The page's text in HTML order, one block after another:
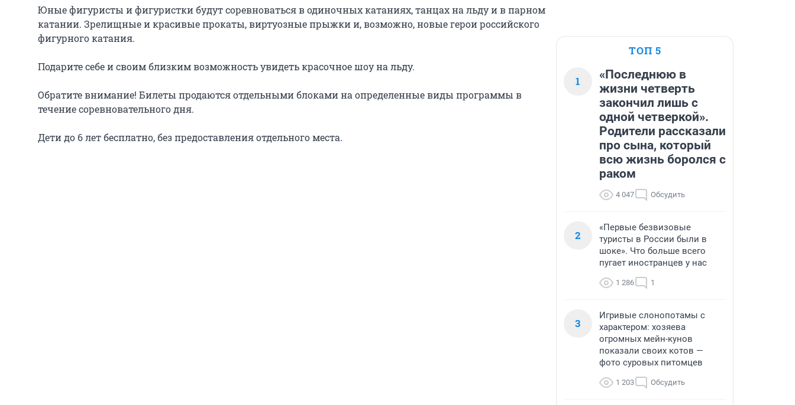
Юные фигуристы и фигуристки будут соревноваться в одиночных катаниях, танцах на льду и в парном
катании. Зрелищные и красивые прокаты, виртуозные прыжки и, возможно, новые герои российского
фигурного катания.
Подарите себе и своим близким возможность увидеть красочное шоу на льду.
Обратите внимание! Билеты продаются отдельными блоками на определенные виды программы в
течение соревновательного дня.
Дети до 6 лет бесплатно, без предоставления отдельного места.
ТОП 5
1
«Последнюю в
жизни четверть
закончил лишь с
одной четверкой».
Родители рассказали
про сына, который
всю жизнь боролся с
раком
4 047 Обсудить
2
«Первые безвизовые
туристы в России были в
шоке». Что больше всего
пугает иностранцев у нас
1 286 1
3
Игривые слонопотамы с
характером: хозяева
огромных мейн-кунов
показали своих котов —
фото суровых питомцев
1 203 Обсудить